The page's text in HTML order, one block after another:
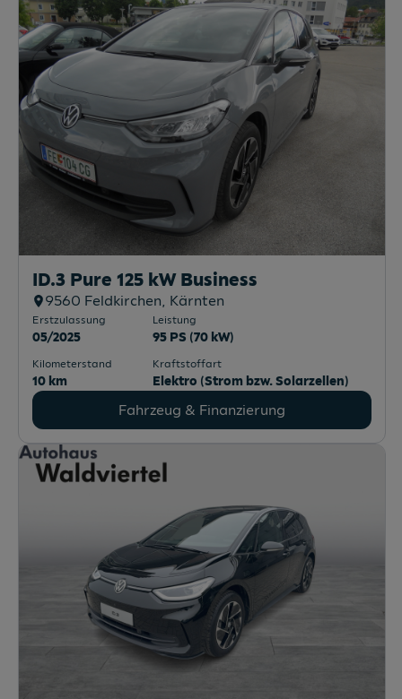
ID.4 Pure 125 kW Business
6235 Reith im Alpbachtal, Tirol
Erstzulassung
03/2025
Leistung
95 PS (70 kW)
Kilometerstand
8.000 km
Kraftstoffart
Elektro (Strom bzw. Solarzellen)
Fahrzeug & Finanzierung
ID.3 Pure 125 kW Business
Feldkirchen , Kärnten
Erstzulassung Leistung
95 PS (70 kW)
Kraftstoffart
Elektro (Strom bzw. Solarzellen)